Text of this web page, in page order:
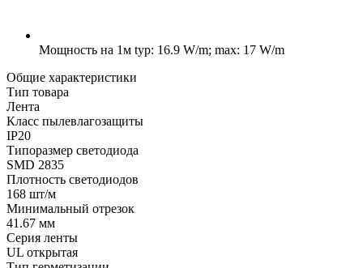
Мощность на 1м typ: 16.9 W/m; max: 17 W/m
Общие характеристики
Тип товара
Лента
Класс пылевлагозащиты
IP20
Типоразмер светодиода
SMD 2835
Плотность светодиодов
168 шт/м
Минимальный отрезок
41.67 мм
Серия ленты
UL открытая